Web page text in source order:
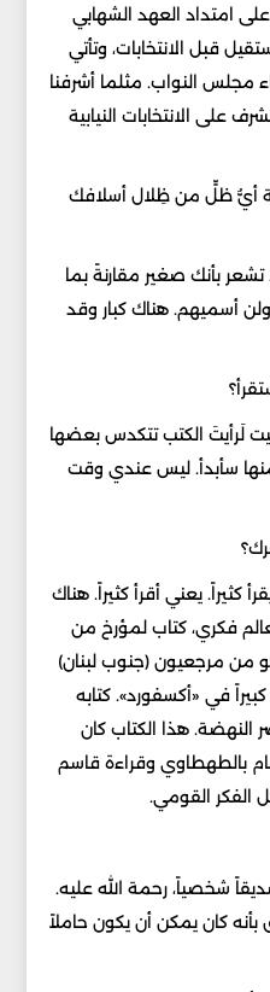
امتداد العهد الشهابي
قبل الانتخابات، وتأتي
مجلس النواب. مثلما أشرفنا
على الانتخابات النيابية
أيُّ ظلٍّ من ظِلال أسلافك
تشعر بأنك صغير مقارنةً بما
أسميهم. هناك كبار وقد
لَرأيتَ الكتب تتكدس بعضها
سأبدأ. ليس عندي وقت
كثيراً. يعني أقرأ كثيراً. هناك
فكري، كتاب لمؤرخ من
من مرجعيون (جنوب لبنان)
في «أكسفورد». كتابه
النهضة. هذا الكتاب كان
بالطهطاوي وقراءة قاسم
الفكر القومي.
شخصياً، رحمة الله عليه.
بأنه كان يمكن أن يكون حاملاً